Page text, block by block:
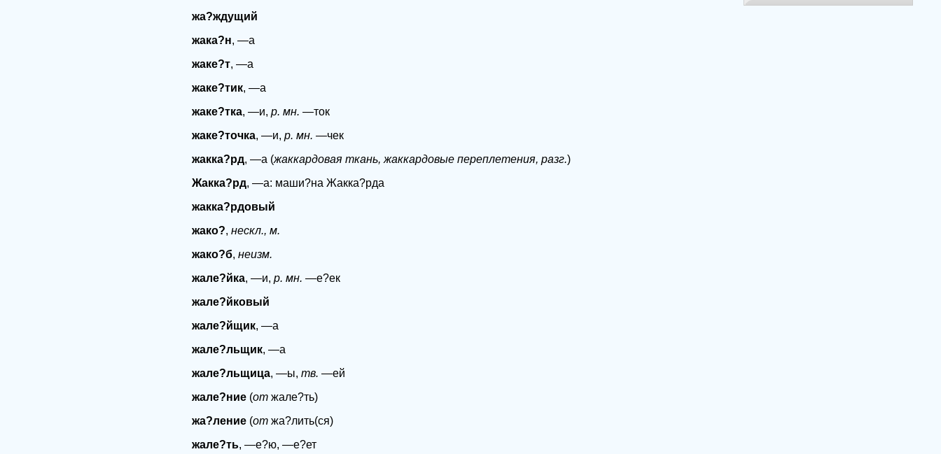
жа?ждущий
жака?н, —а
жаке?т, —а
жаке?тик, —а
жаке?тка, —и, р. мн. —ток
жаке?точка, —и, р. мн. —чек
жакка?рд, —а (жаккардовая ткань, жаккардовые переплетения, разг.)
Жакка?рд, —а: маши?на Жакка?рда
жакка?рдовый
жако?, нескл., м.
жако?б, неизм.
жале?йка, —и, р. мн. —е?ек
жале?йковый
жале?йщик, —а
жале?льщик, —а
жале?льщица, —ы, тв. —ей
жале?ние(отжале?ть)
жа?ление(отжа?лить(ся)
жале?ть, —е?ю, —е?ет